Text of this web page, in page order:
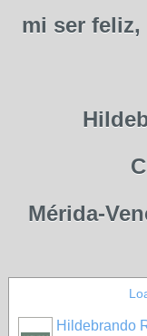
mi ser feliz,
Mérida-
Hildebrando